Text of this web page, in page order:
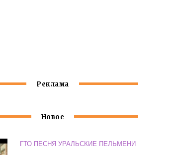
Реклама
Новое
ГТО ПЕСНЯ УРАЛЬСКИЕ ПЕЛЬМЕНИ